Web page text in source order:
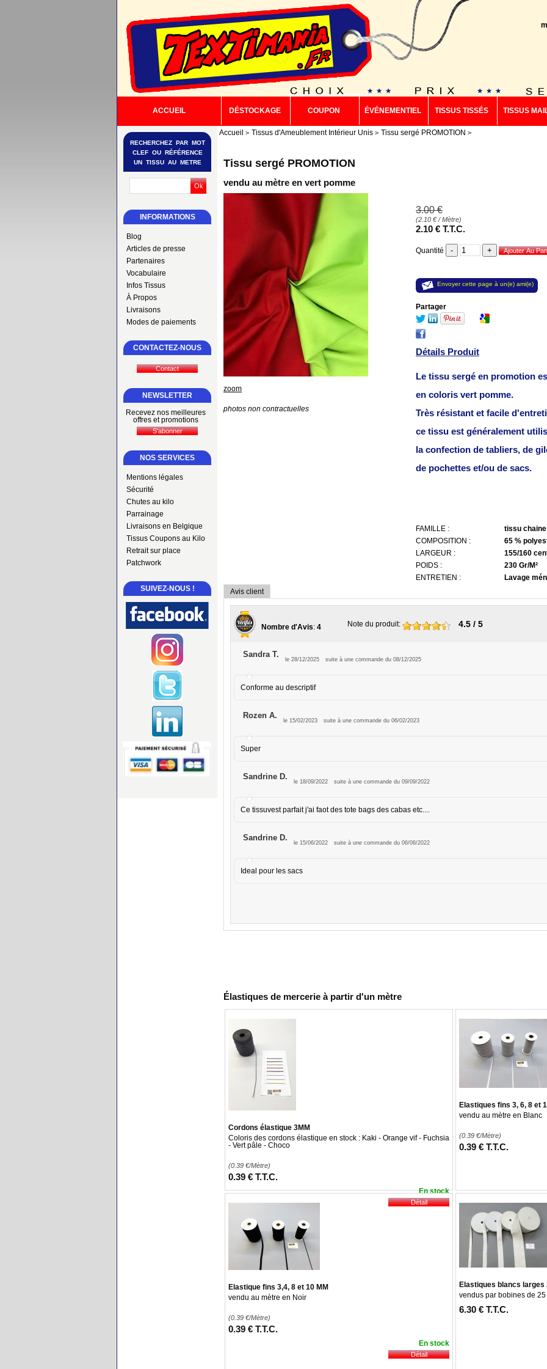
ACCUEIL DÉSTOCKAGE COUPON ÉVÉNEMENTIEL TISSUS TISSÉS TISSUS
INFORMATIONS
Blog
Articles de presse
Partenaires
Vocabulaire
Infos Tissus
À Propos
Livraisons
Modes de paiements
RECHERCHEZ PAR MOT
CLEF OU RÉFÉRENCE
UN TISSU AU METRE
CONTACTEZ-NOUS
NEWSLETTER
Recevez nos meilleures
offres et promotions
NOS SERVICES
Mentions légales
Sécurité
Chutes au kilo
Parrainage
Livraisons en Belgique
Tissus Coupons au Kilo
Retrait sur place
Patchwork
SUIVEZ-NOUS !
Accueil Tissus d'Ameublement Intérieur Unis Tissu sergé PROMOTION
Tissu sergé PROMOTION
vendu au mètre en vert pomme
zoom
photos non contractuelles
3.00 €
(2.10 €/ Mètre)
2.10 € T.T.C.
Quantité
Envoyer cette page à un(e) ami(e)
Partager
Détails Produit
Le tissu sergé en promotion
en coloris vert pomme.
Très résistant et facile
ce tissu est généralement
la confection de tabliers, de
de pochettes et/ou de sacs.
FAMILLE :
tissu
COMPOSITION :
65 %
LARGEUR :
155/160
POIDS :
230 Gr/M²
ENTRETIEN :
Lavage
Avis client
Nombre d'Avis: 4 Note du produit: 4.5 / 5
Sandra T.
le 28/12/2025 suite à une commande du 08/12/2025
Conforme au descriptif
Rozen A.
le 15/02/2023 suite à une commande du 06/02/2023
Super
Sandrine D.
le 18/09/2022 suite à une commande du 09/09/2022
Ce tissuvest parfait j'ai faot des tote bags des cabas etc....
Sandrine D.
le 15/06/2022 suite à une commande du 06/06/2022
Ideal pour les sacs
Élastiques de mercerie à partir d'un mètre
Cordons élastique 3MM
Coloris des cordons élastique en stock : Kaki - Orange vif - Fuchsia
- Vert pâle - Choco
(0.39 €/Mètre)
0.39 € T.T.C.
En stock
Elastiques fins 3, 6, 8 et
vendu au mètre en Blanc
(0.39€/Mètre)
0.39 € T.T.C.
Elastique fins 3,4, 8 et 10 MM
vendu au mètre en Noir
(0.39 €/Mètre)
0.39 € T.T.C.
En stock
Elastiques blancs
vendus par bobines de
6.30 € T.T.C.